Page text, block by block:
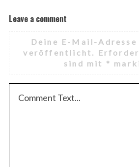
Leave a comment
Deine E-Mail-
veröffentlicht.
sind mit *